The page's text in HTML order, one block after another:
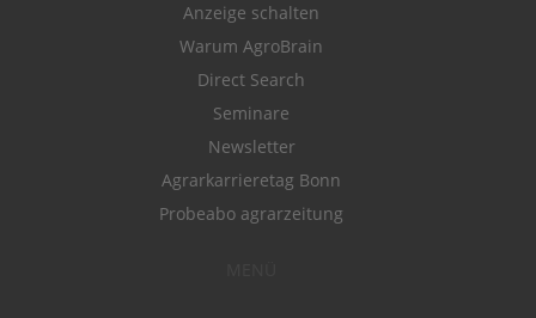
Anzeige schalten
Warum AgroBrain
Direct Search
Seminare
Newsletter
Agrarkarrieretag Bonn
Probeabo agrarzeitung